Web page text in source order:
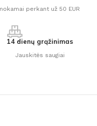
perkant už 50 EUR
14 dienų grąžinimas
Jauskitės saugiai